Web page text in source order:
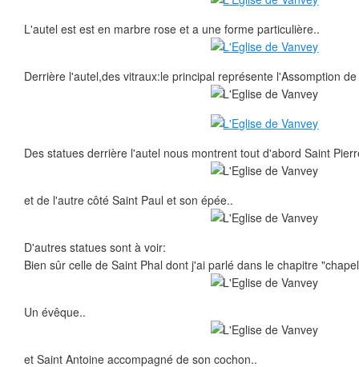
L'autel est est en marbre rose et a une forme particulière..
Derrière l'autel,des vitraux:le principal représente l'Assomption
Des statues derrière l'autel nous montrent tout d'abord Saint
et de l'autre côté Saint Paul et son épée..
D'autres statues sont à voir:
Bien sûr celle de Saint Phal dont j'ai parlé dans le chapitre
Un évêque..
et Saint Antoine accompagné de son cochon..